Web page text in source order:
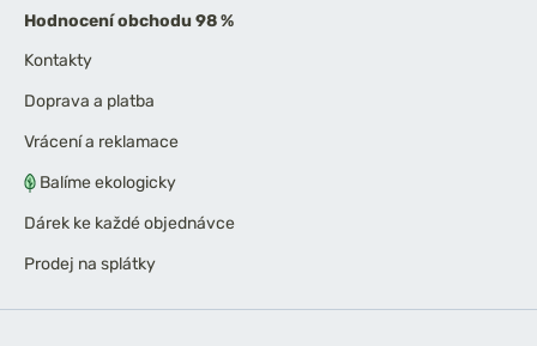
Hodnocení obchodu 98 %
Kontakty
Doprava a platba
Vrácení a reklamace
Balíme ekologicky
Dárek ke každé objednávce
Prodej na splátky